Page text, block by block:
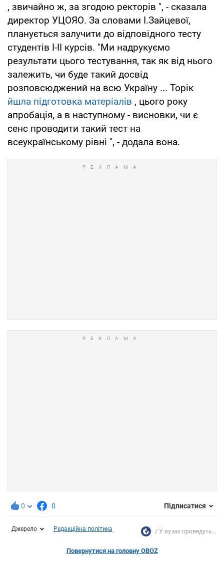
, звичайно ж, за згодою ректорів ", - сказала
директор УЦОЯО. За словами І.Зайцевої,
планується залучити до відповідного тесту
студентів I-II курсів. "Ми надрукуємо
результати цього тестування, так як від нього
залежить, чи буде такий досвід
розповсюджений на всю Україну ... Торік
йшла підготовка матеріалів , цього року
апробація, а в наступному - висновки, чи є
сенс проводити такий тест на
всеукраїнському рівні ", - додала вона.
0 0 Підписатися
Джерело Редакційна політика У вузах проведуть...
Повернутися на головну OBOZ